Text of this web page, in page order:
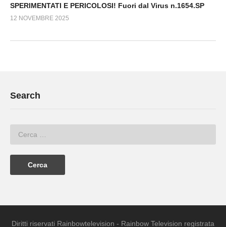
SPERIMENTATI E PERICOLOSI! Fuori dal Virus n.1654.SP
12 NOVEMBRE 2025
Search
Diritti riservati Rainbowtelevision - Rainbow Television registrata